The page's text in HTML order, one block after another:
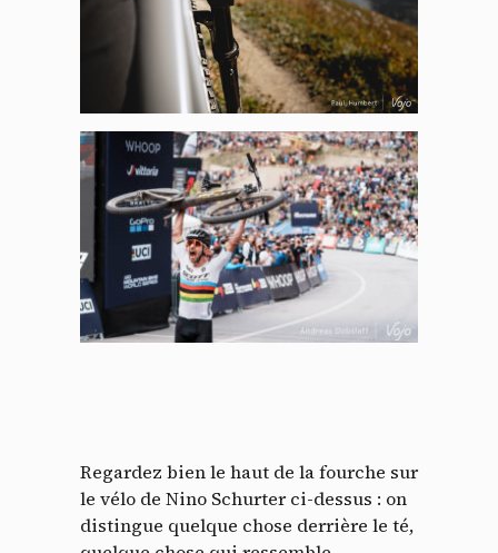
Regardez bien le haut de la fourche sur
le vélo de Nino Schurter ci-dessus : on
distingue quelque chose derrière le té,